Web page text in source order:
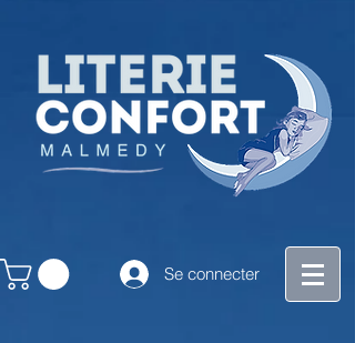
Se connecter